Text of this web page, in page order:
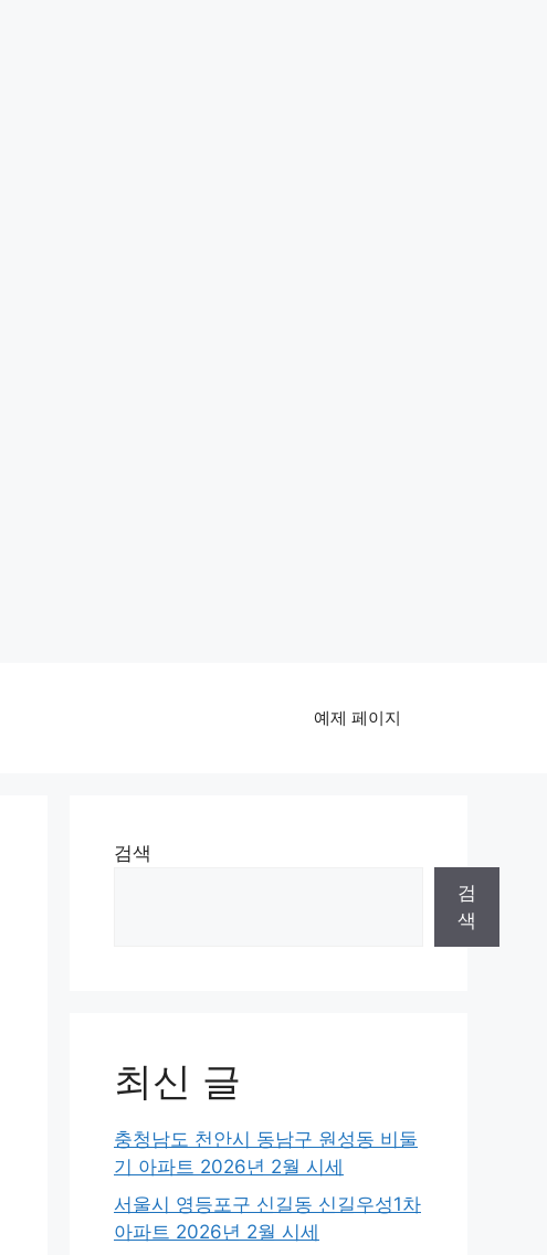
예제 페이지
검색
검
색
최신 글
충청남도 천안시 동남구 원성동 비둘
기 아파트 2026년 2월 시세
서울시 영등포구 신길동 신길우성1차
아파트 2026년 2월 시세